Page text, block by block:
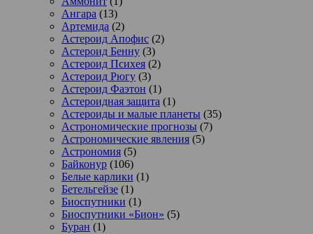
Ангара (13)
Артемида (2)
Астероид Апофис (2)
Астероид Бенну (3)
Астероид Психея (2)
Астероид Рюгу (3)
Астероид Фаэтон (1)
Астероидная защита (1)
Астероиды и малые планеты (35)
Астрономические прогнозы (7)
Астрономические явления (5)
Астрономия (5)
Байконур (106)
Белые карлики (1)
Бетельгейзе (1)
Биоспутники (1)
Биоспутники «Бион» (5)
Буран (1)